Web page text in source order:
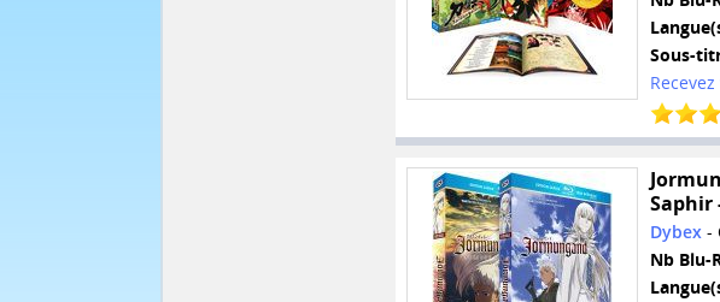
Sous-
Saphir
Dybex-
Nb Blu-